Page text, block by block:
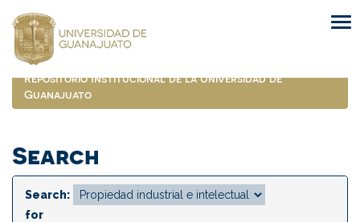
navigation
Repositorio Institucional de la Universidad de
Guanajuato
Search
Search:
for